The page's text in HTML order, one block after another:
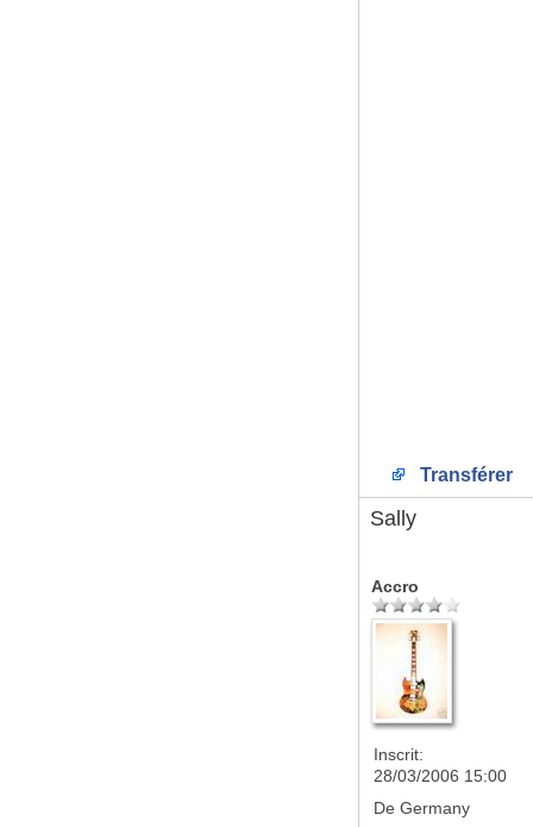
Transférer
Sally
Accro
Inscrit:
28/03/2006 15:00
De Germany